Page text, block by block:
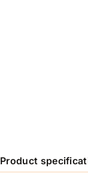
Product